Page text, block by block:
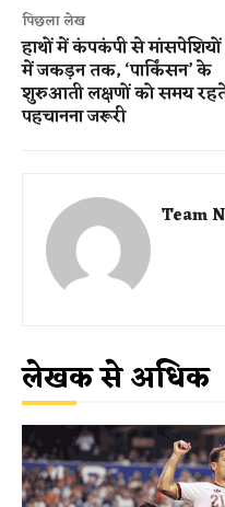
पिछला लेख
हाथों में कंपकंपी से मांसपेशियों
में जकड़न तक, ‘पार्किंसन’ के
शुरुआती लक्षणों को समय
पहचानना जरूरी
Team
लेखक से अधिक